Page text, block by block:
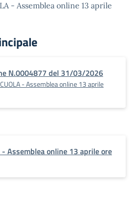
- Assemblea online 13 aprile
N.0004877 del 31/03/2026
- Assemblea online 13 aprile
- Assemblea online 13 aprile ore